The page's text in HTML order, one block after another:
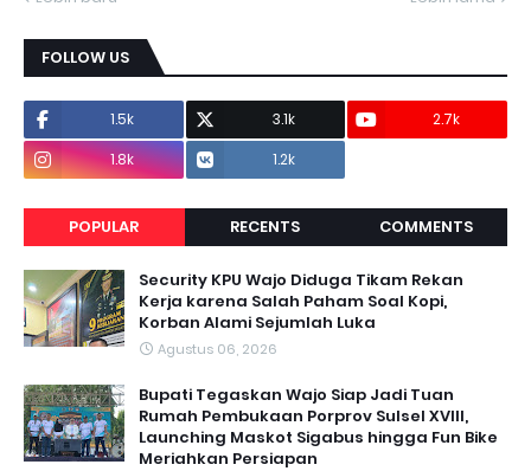
FOLLOW US
1.5k 3.1k
2.7k
1.8k
1.2k
POPULAR RECENTS COMMENTS
Security KPU Wajo Diduga Tikam Rekan
Kerja karena Salah Paham Soal Kopi,
Korban Alami Sejumlah Luka
Agustus 06, 2026
Bupati Tegaskan Wajo Siap Jadi Tuan
Rumah Pembukaan Porprov Sulsel XVIII,
Launching Maskot Sigabus hingga Fun Bike
Meriahkan Persiapan